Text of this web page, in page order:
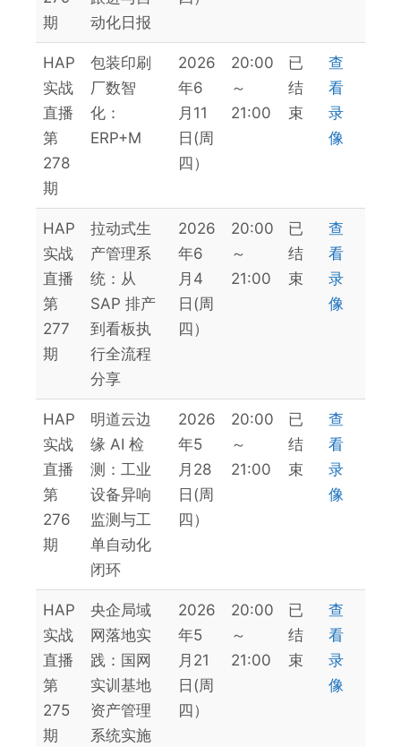
期
动化日报
HAP
实战
直播
第
278
期
包装印刷
厂数智
化：
ERP+M
2026
年6
月11
日(周
四）
20:00
～
21:00
已
结
束
查
看
录
像
HAP
实战
直播
第
277
期
拉动式生
产管理系
统：从
SAP 排产
到看板执
行全流程
分享
2026
年6
月4
日(周
四）
20:00
～
21:00
已
结
束
查
看
录
像
HAP
实战
直播
第
276
期
明道云边
缘 AI 检
测：工业
设备异响
监测与工
单自动化
闭环
2026
年5
月28
日(周
四）
20:00
～
21:00
已
结
束
查
看
录
像
HAP
实战
直播
第
275
期
央企局域
网落地实
践：国网
实训基地
资产管理
系统实施
2026
年5
月21
日(周
四）
20:00
～
21:00
已
结
束
查
看
录
像